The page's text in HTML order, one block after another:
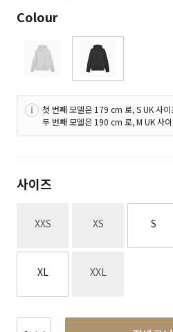
Colour
첫 번째 모델은 179 cm 로, S UK 사
두 번째 모델은 190 cm 로, M UK 사
사이즈
XXS재고없음 XS재고없음 S
XL XXL